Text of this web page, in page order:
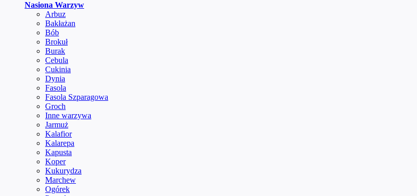
Nasiona Warzyw
Arbuz
Bakłażan
Bób
Brokuł
Burak
Cebula
Cukinia
Dynia
Fasola
Fasola Szparagowa
Groch
Inne warzywa
Jarmuż
Kalafior
Kalarepa
Kapusta
Koper
Kukurydza
Marchew
Ogórek